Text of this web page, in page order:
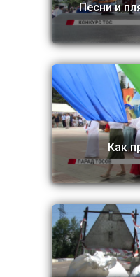
Песни и
Как